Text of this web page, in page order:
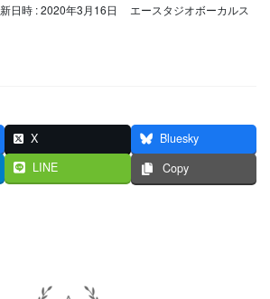
日時 :2020年3月16日
エースタジオボーカルス
X
Bluesky
LINE Copy